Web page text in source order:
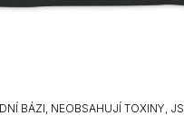
BÁZI, NEOBSAHUJÍ TOXINY,